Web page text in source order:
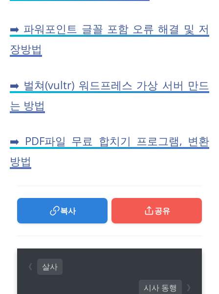
➡️ 파워포인트 글꼴 포함 오류 해결 및 저
장방법
➡️ 벌쳐(vultr) 워드프레스 가상 서버 만드
는 방법
➡️ PDF파일 무료 합치기 프로그램, 변환
방법
복사 공유
시사 동행
살사